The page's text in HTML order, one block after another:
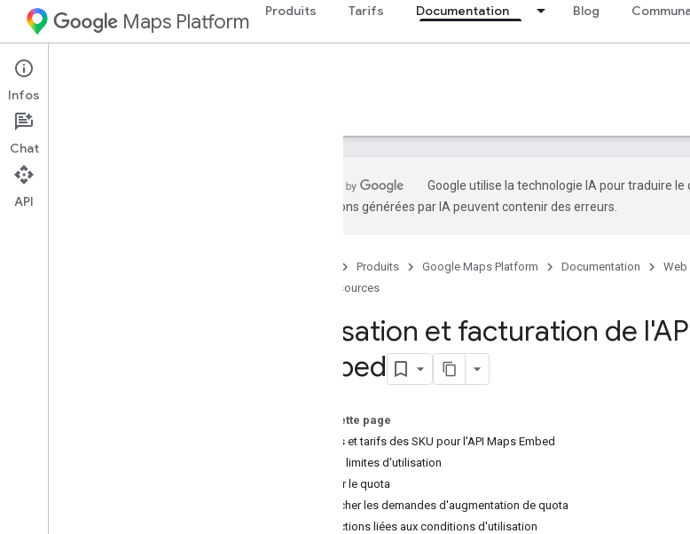
Maps Platform Produits Tarifs Documentation Blog
Web
Guides
Google utilise la technologie IA pour traduire
traductions générées par IA peuvent contenir des erreurs.
Produits Google Maps Platform Documentation Web
Ressources
Utilisation et facturation de
Embed
Sur cette page
Détails et tarifs des SKU pour l'API Maps Embed
Autres limites d'utilisation
Ajuster le quota
Afficher les demandes d'augmentation de quota
Restrictions liées aux conditions d'utilisation
Infos
Chat
API